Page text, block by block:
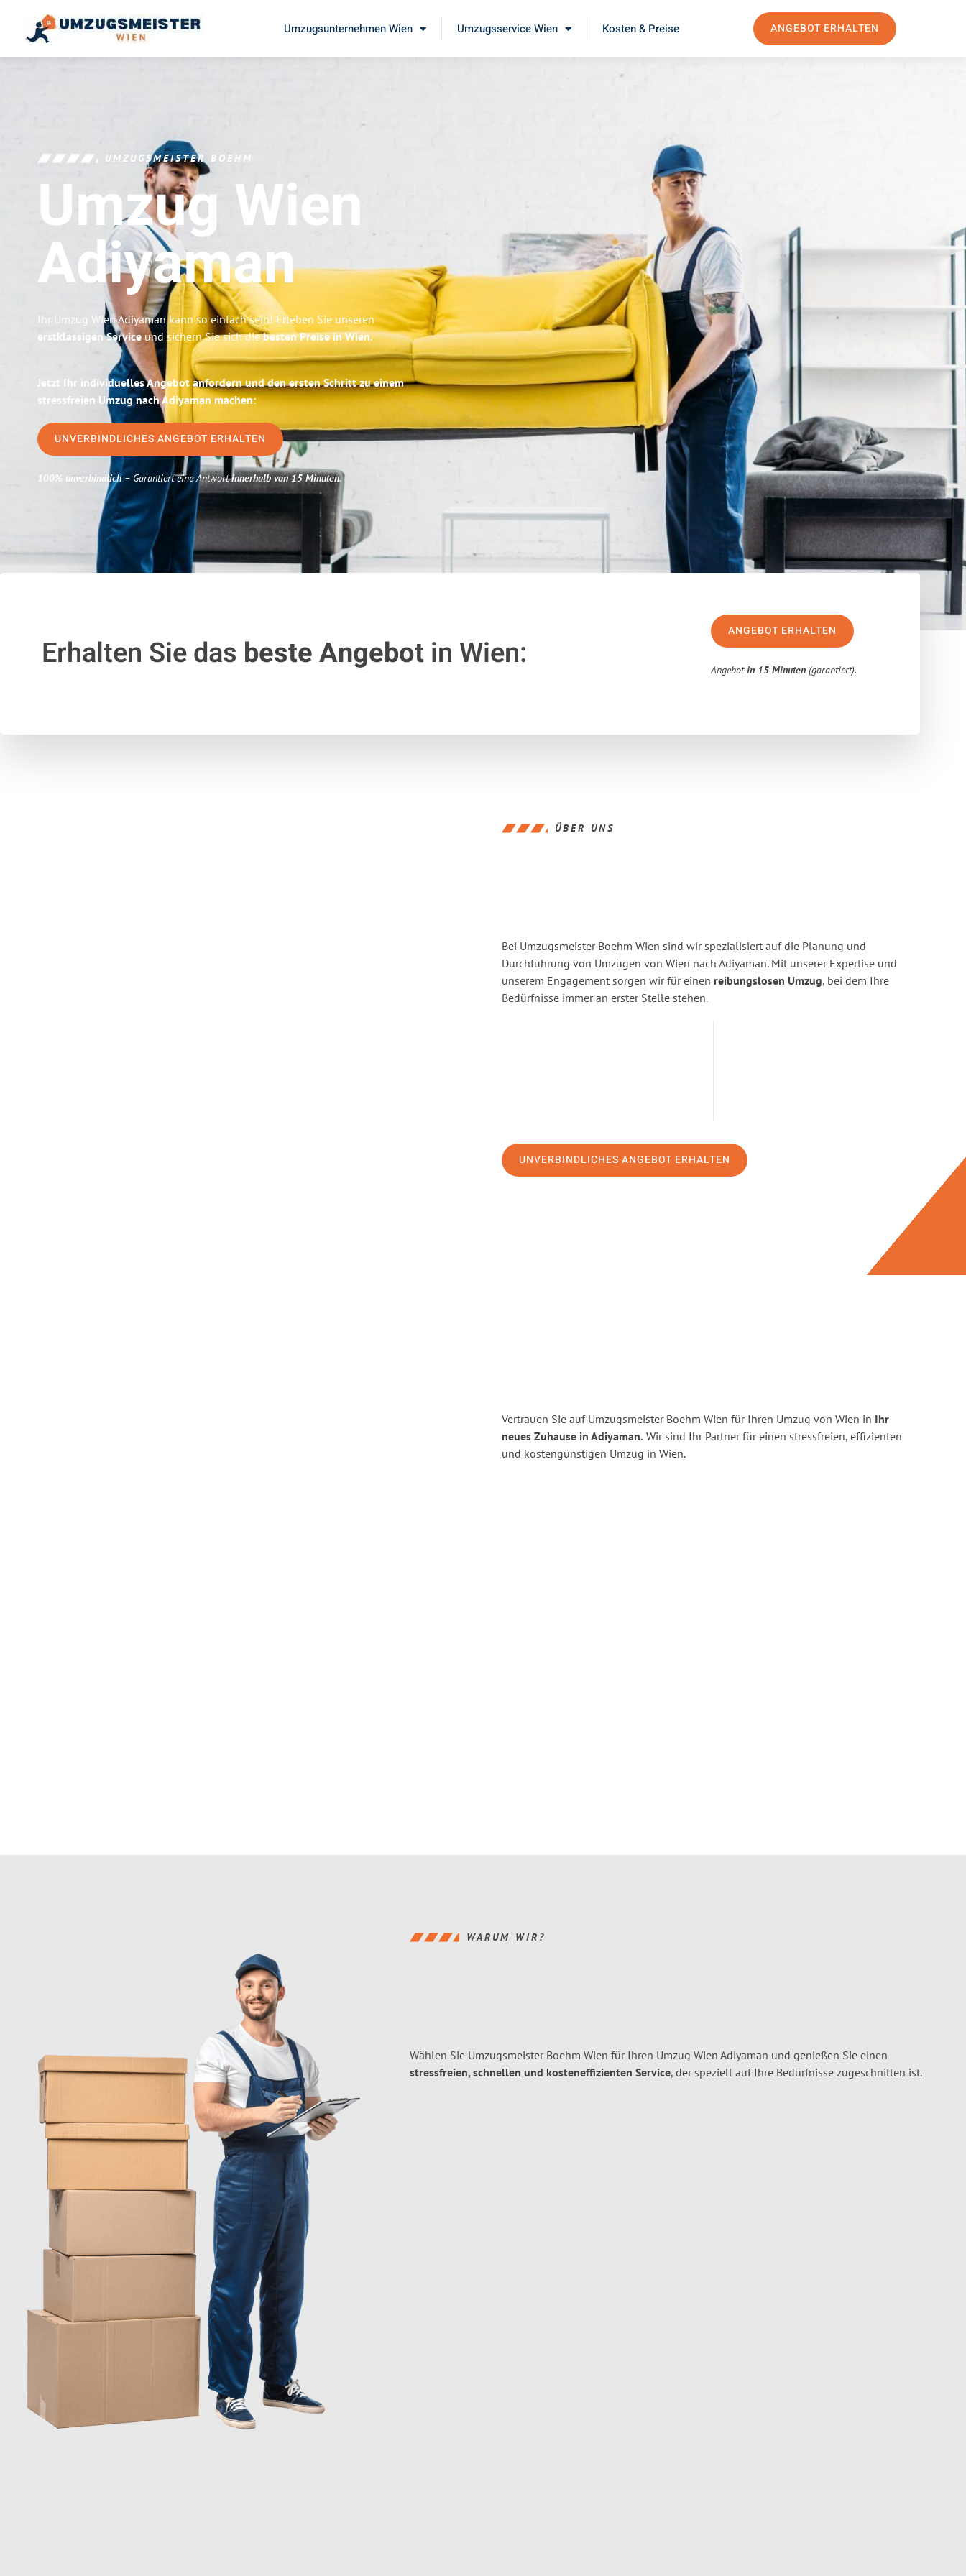
Umzugsunternehmen Wien Umzugsservice Wien Kosten & Preise ANGEBOT ERHALTEN
UMZUGSMEISTER BOEHM
Umzug Wien
Adiyaman
Ihr Umzug Wien Adiyaman kann so einfach sein! Erleben Sie unseren
erstklassigen Service und sichern Sie sich diebesten Preise in Wien.
Jetzt Ihr individuelles Angebot anfordern und den ersten Schritt zu einem
stressfreien Umzug nach Adiyaman machen:
UNVERBINDLICHES ANGEBOT ERHALTEN
100% unverbindlich– Garantiert eine Antwortinnerhalb von 15 Minuten.
Erhalten Sie das beste Angebotin Wien:
ANGEBOT ERHALTEN
Angebotin 15 Minuten (garantiert).
ÜBER UNS
Bei Umzugsmeister Boehm Wien sind wir spezialisiert auf die Planung und
Durchführung von Umzügen von Wien nach Adiyaman. Mit unserer Expertise und
unserem Engagement sorgen wir für einen reibungslosen Umzug, bei dem Ihre
Bedürfnisse immer an erster Stelle stehen.
UNVERBINDLICHES ANGEBOT ERHALTEN
Vertrauen Sie auf Umzugsmeister Boehm Wien für Ihren Umzug von Wien in Ihr
neues Zuhause in Adiyaman. Wir sind Ihr Partner für einen stressfreien, effizienten
und kostengünstigen Umzug in Wien.
WARUM WIR?
Wählen Sie Umzugsmeister Boehm Wien für Ihren Umzug Wien Adiyaman und genießen Sie einen
stressfreien, schnellen und kosteneffizienten Service, der speziell auf Ihre Bedürfnisse zugeschnitten ist.